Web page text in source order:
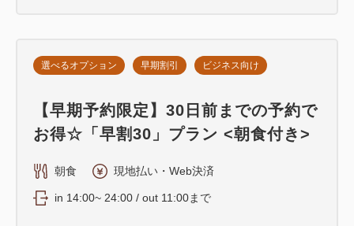
選べるオプション 早期割引 ビジネス向け
【早期予約限定】30日前までの予約で
お得☆「早割30」プラン <朝食付き>
朝食 現地払い・Web決済
in 14:00~ 24:00 / out 11:00まで